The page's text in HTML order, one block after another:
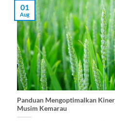
Panduan Mengoptimalkan
Musim Kemarau
01
Aug